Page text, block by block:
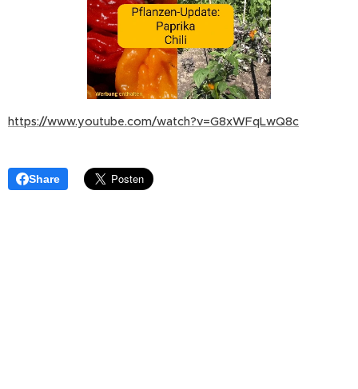
https://www.youtube.com/watch?v=G8xWFqLwQ8c
Share